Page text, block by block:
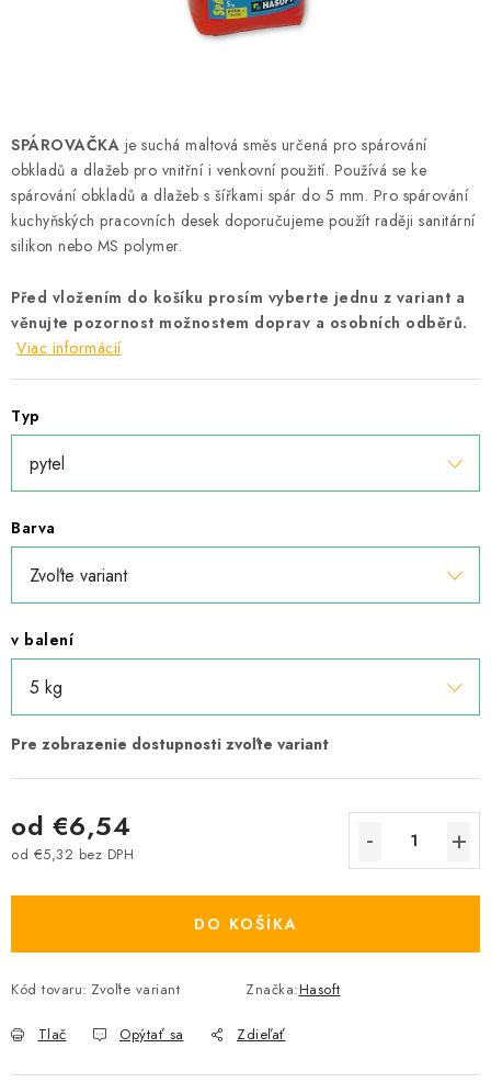
Podmínky ochrany osobních údajů
Obchodní podmínky
SPÁROVAČKA je suchá maltová směs určená pro spárování
obkladů a dlažeb pro vnitřní i venkovní použití. Používá se ke
spárování obkladů a dlažeb s šířkami spár do 5 mm. Pro spárování
kuchyňských pracovních desek doporučujeme použít raději sanitární
silikon nebo MS polymer.
Před vložením do košíku prosím vyberte jednu z variant a
věnujte pozornost možnostem doprav a osobních odběrů.
Viac informácií
Typ
Barva
v balení
od €6,54
od €5,32 bez DPH
DO KOŠÍKA
Kód tovaru: Zvoľte variant Značka:Hasoft
Tlač Opýtať sa Zdieľať